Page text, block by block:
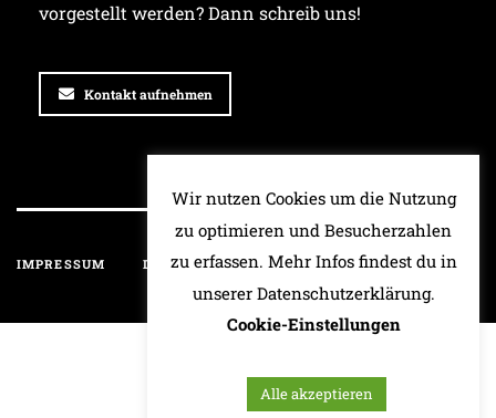
vorgestellt werden? Dann schreib uns!
Kontakt aufnehmen
IMPRESSUM DATENSCHUTZ HAFTUNGSAUSSCHLUSS
Wir nutzen Cookies um die Nutzung
zu optimieren und Besucherzahlen
zu erfassen. Mehr Infos findest du in
unserer Datenschutzerklärung.
Cookie-Einstellungen
Alle akzeptieren